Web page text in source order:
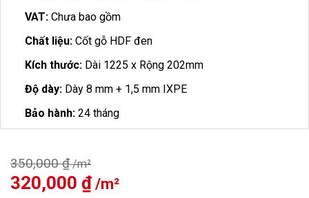
VAT: Chưa bao gồm
Chất liệu: Cốt gỗ HDF đen
Kích thước: Dài 1225 x Rộng 202mm
Độ dày: Dày 8 mm + 1,5 mm IXPE
Bảo hành: 24 tháng
350,000₫
Giá
gốc
320,000 ₫